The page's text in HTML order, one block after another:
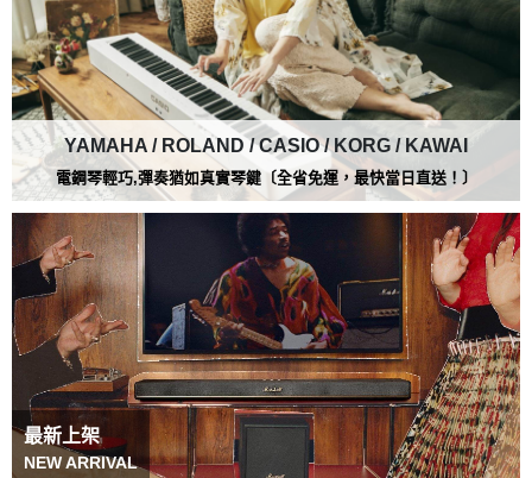
YAMAHA / ROLAND / CASIO / KORG / KAWAI
電鋼琴輕巧,彈奏猶如真實琴鍵〔全省免運，最快當日直送！〕
最新上架
NEW ARRIVAL